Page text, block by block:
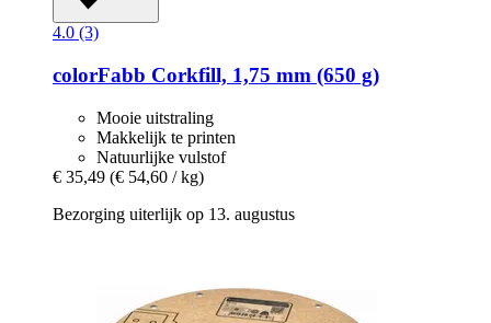
4.0 (3)
colorFabb Corkfill, 1,75 mm (650 g)
Mooie uitstraling
Makkelijk te printen
Natuurlijke vulstof
€ 35,49 (€ 54,60 / kg)
Bezorging uiterlijk op 13. augustus